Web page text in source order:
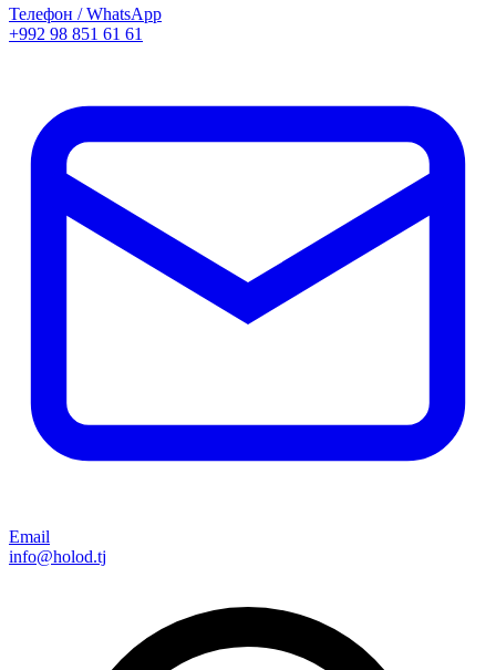
Телефон / WhatsApp
+992 98 851 61 61
Email
info@holod.tj